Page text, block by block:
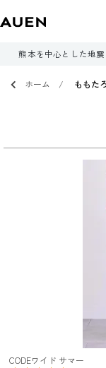
熊本を中心とした地
ホーム ももた
CODEワイド サマー